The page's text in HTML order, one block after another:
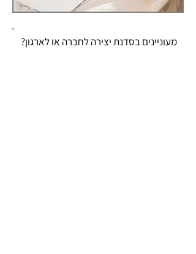
מעוניינים בסדנת יצירה לחברה או לארגון?